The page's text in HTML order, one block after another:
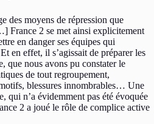
des moyens de répression que
France 2 se met ainsi explicitement
en danger ses équipes qui
en effet, il s’agissait de préparer les
que nous avons pu constater le
de tout regroupement,
blessures innombrables… Une
qui n’a évidemment pas été évoquée
2 a joué le rôle de complice active